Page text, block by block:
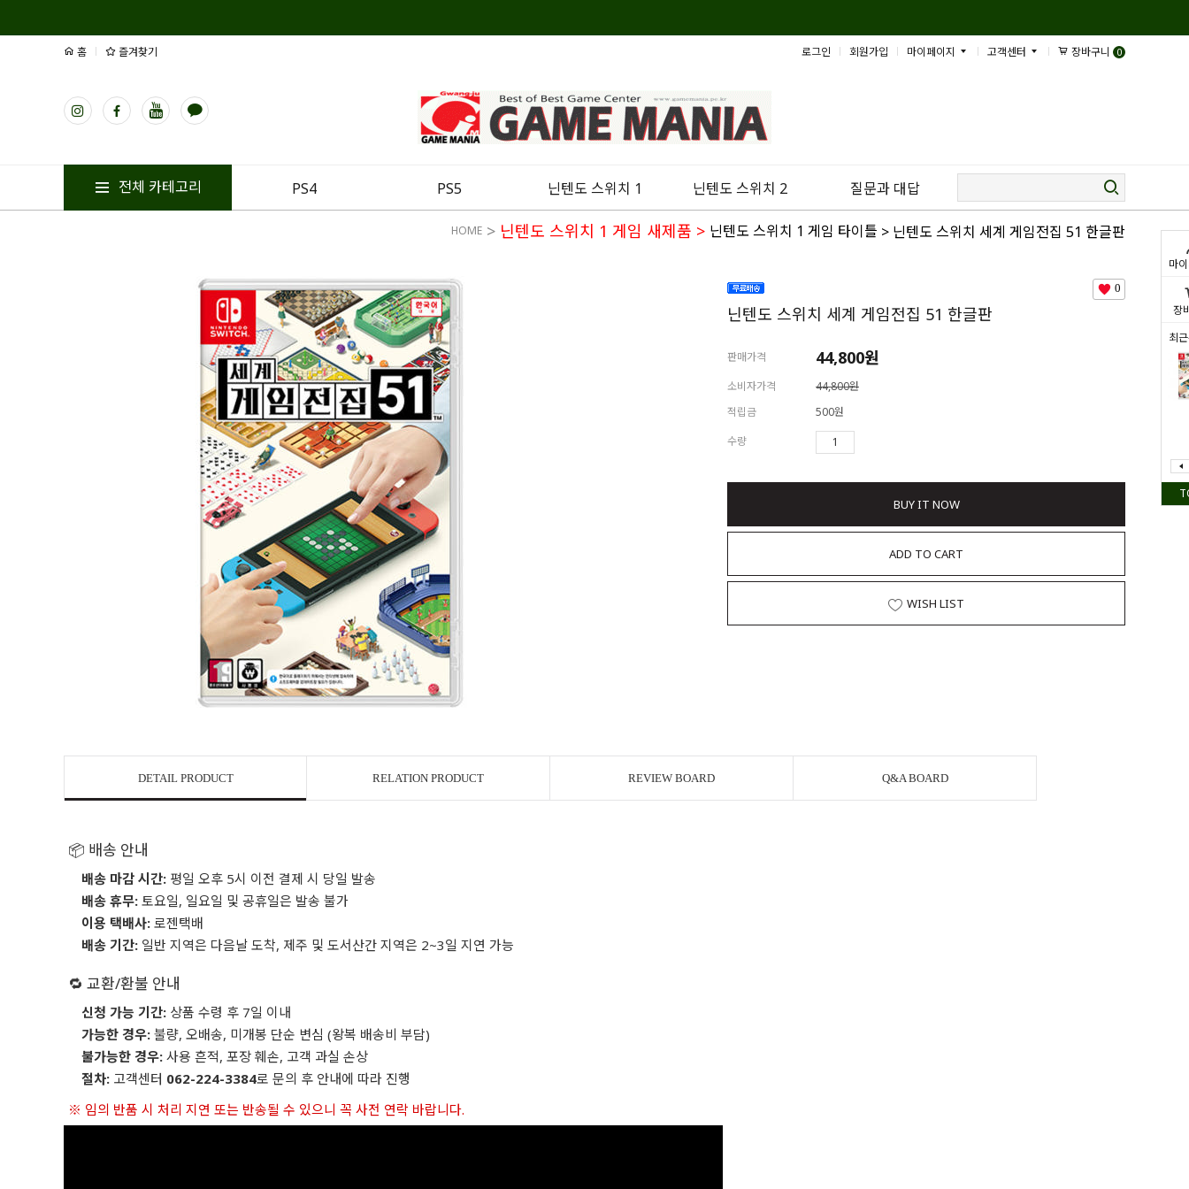
마
장
최
홈 즐겨찾기 로그인 회원가입 마이페이지 고객센터 장바구니 0
전체 카테고리 PS4 PS5 닌텐도 스위치 1 닌텐도 스위치 2 질문과 대답
HOME > 닌텐도 스위치 1 게임 새제품 > 닌텐도 스위치 1 게임 타이틀 > 닌텐도 스위치 세계 게임전집 51 한글판
0
닌텐도 스위치 세계 게임전집 51 한글판
판매가격 44,800원
소비자가격
44,800원
적립금
500원
수량
BUY IT NOW
ADD TO CART
WISH LIST
DETAIL PRODUCT RELATION PRODUCT REVIEW BOARD Q&A BOARD
📦 배송 안내
배송 마감 시간: 평일 오후 5시 이전 결제 시 당일 발송
배송 휴무: 토요일, 일요일 및 공휴일은 발송 불가
이용 택배사: 로젠택배
배송 기간: 일반 지역은 다음날 도착, 제주 및 도서산간 지역은 2~3일 지연 가능
🔁 교환/환불 안내
신청 가능 기간: 상품 수령 후 7일 이내
가능한 경우: 불량, 오배송, 미개봉 단순 변심 (왕복 배송비 부담)
불가능한 경우: 사용 흔적, 포장 훼손, 고객 과실 손상
절차: 고객센터 062-224-3384로 문의 후 안내에 따라 진행
※ 임의 반품 시 처리 지연 또는 반송될 수 있으니 꼭 사전 연락 바랍니다.